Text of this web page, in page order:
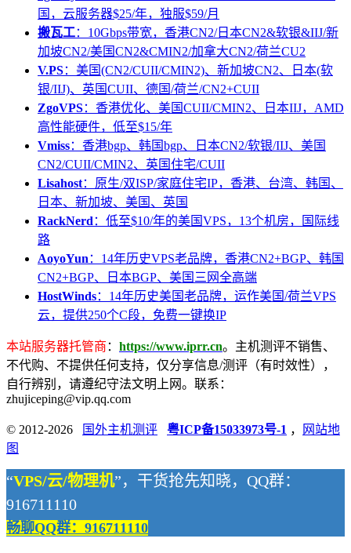
国，云服务器$25/年，独服$59/月
搬瓦工：10Gbps带宽，香港CN2/日本CN2&软银&IIJ/新
加坡CN2/美国CN2&CMIN2/加拿大CN2/荷兰CU2
V.PS：美国(CN2/CUII/CMIN2)、新加坡CN2、日本(软
银/IIJ)、英国CUII、德国/荷兰/CN2+CUII
ZgoVPS：香港优化、美国CUII/CMIN2、日本IIJ，AMD
高性能硬件，低至$15/年
Vmiss：香港bgp、韩国bgp、日本CN2/软银/IIJ、美国
CN2/CUII/CMIN2、英国住宅/CUII
Lisahost：原生/双ISP/家庭住宅IP，香港、台湾、韩国、
日本、新加坡、美国、英国
RackNerd ：低至$10/年的美国VPS，13个机房，国际线
路
AoyoYun ：14年历史VPS老品牌，香港CN2+BGP、韩国
CN2+BGP、日本BGP、美国三网全高端
HostWinds：14年历史美国老品牌，运作美国/荷兰VPS
云，提供250个C段，免费一键换IP
本站服务器托管商 ： https://www.iprr.cn。主机测评不销售、
不代购、不提供任何支持，仅分享信息/测评（有时效性），
自行辨别，请遵纪守法文明上网。联系：
zhujiceping@vip.qq.com
© 2012-2026 国外主机测评 粤ICP备15033973号-1 ，
网站地
图
“VPS/云/物理机”，干货抢先知晓，QQ群：
916711110
畅聊QQ群：916711110